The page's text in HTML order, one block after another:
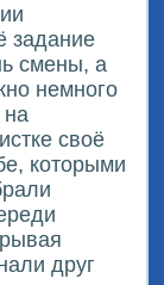
задание
смены, а
немного
на
своё
которыми
друг